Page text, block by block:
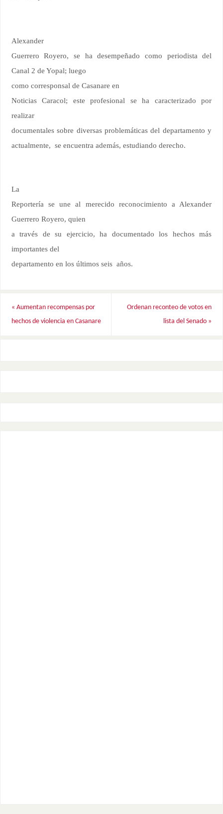
Alexander
Guerrero Royero, se ha desempeñado como periodista del
Canal 2 de Yopal; luego
como corresponsal de Casanare en
Noticias Caracol; este profesional se ha caracterizado por
realizar
documentales sobre diversas problemáticas del departamento y
actualmente, se encuentra además, estudiando derecho.
La
Reportería se une al merecido reconocimiento a Alexander
Guerrero Royero, quien
a través de su ejercicio, ha documentado los hechos más
importantes del
departamento en los últimos seis años.
« Aumentan recompensas por
hechos de violencia en Casanare
Ordenan reconteo de votos en
lista del Senado »